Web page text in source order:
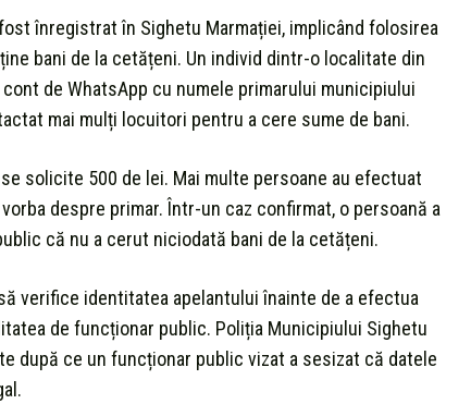
înregistrat în Sighetu Marmației, implicând folosirea
bani de la cetățeni. Un individ dintr-o localitate din
de WhatsApp cu numele primarului municipiului
mai mulți locuitori pentru a cere sume de bani.
solicite 500 de lei. Mai multe persoane au efectuat
despre primar. Într-un caz confirmat, o persoană a
că nu a cerut niciodată bani de la cetățeni.
verifice identitatea apelantului înainte de a efectua
de funcționar public. Poliția Municipiului Sighetu
după ce un funcționar public vizat a sesizat că datele